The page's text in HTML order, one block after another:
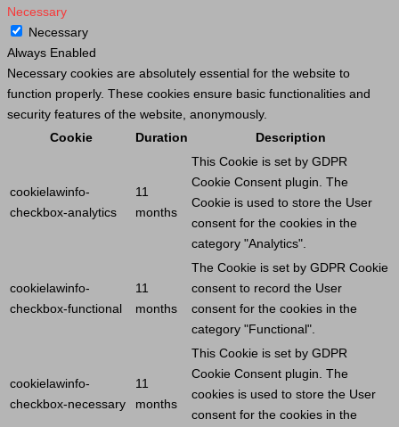
Necessary
Necessary
Always Enabled
Necessary cookies are absolutely essential for the website to
function properly. These cookies ensure basic functionalities and
security features of the website, anonymously.
Cookie
Duration Description
cookielawinfo-
checkbox-analytics
11
months
This Cookie is set by GDPR
Cookie Consent plugin. The
Cookie is used to store the User
consent for the cookies in the
category "Analytics".
cookielawinfo-
checkbox-functional
11
months
The Cookie is set by GDPR Cookie
consent to record the User
consent for the cookies in the
category "Functional".
cookielawinfo-
checkbox-necessary
11
months
This Cookie is set by GDPR
Cookie Consent plugin. The
cookies is used to store the User
consent for the cookies in the